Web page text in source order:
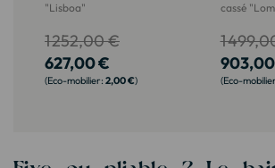
"Lisboa"
627,00 €
2,00 €
1 252,00 €
cassé
1